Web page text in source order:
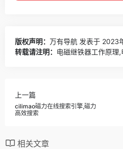
版权声明： 万有导航 发表于 2023
转载请注明： 电磁继铁器工作原理,
上一篇
cilimao磁力在线搜索引擎,磁力
高效搜索
相关文章